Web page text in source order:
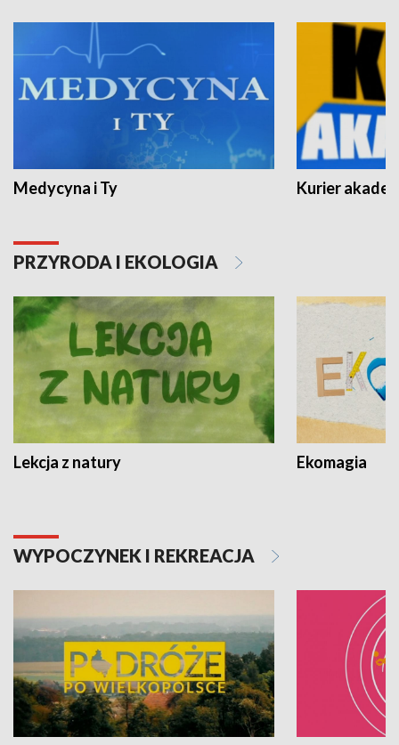
Medycyna i Ty Kurier
PRZYRODA I EKOLOGIA
Lekcja z natury Ekomagia
WYPOCZYNEK I REKREACJA